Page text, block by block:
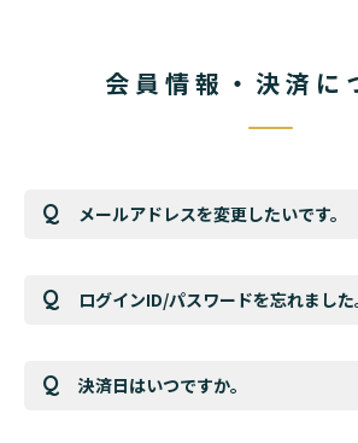
会員情報・決済に
メールアドレスを変更したいです。
ログインID/パスワードを忘れました
決済日はいつですか。